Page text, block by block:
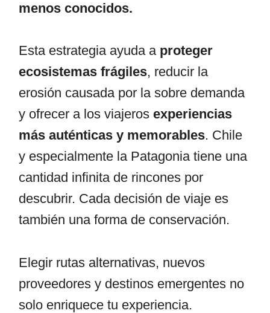
menos conocidos.
Esta estrategia ayuda a proteger
ecosistemas frágiles, reducir la
erosión causada por la sobre demanda
y ofrecer a los viajerosexperiencias
más auténticas y memorables. Chile
y especialmente la Patagonia tiene una
cantidad infinita de rincones por
descubrir. Cada decisión de viaje es
también una forma de conservación.
Elegir rutas alternativas, nuevos
proveedores y destinos emergentes no
solo enriquece tu experiencia.